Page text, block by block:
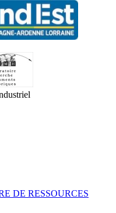
DE RESSOURCES